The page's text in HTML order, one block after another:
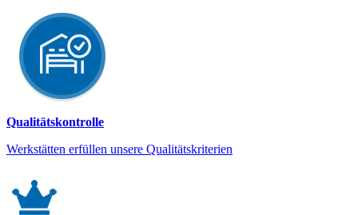
Qualitätskontrolle
Werkstätten erfüllen unsere Qualitätskriterien